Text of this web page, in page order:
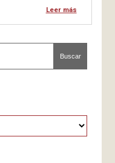
castas sociales,
Leer más
Buscar